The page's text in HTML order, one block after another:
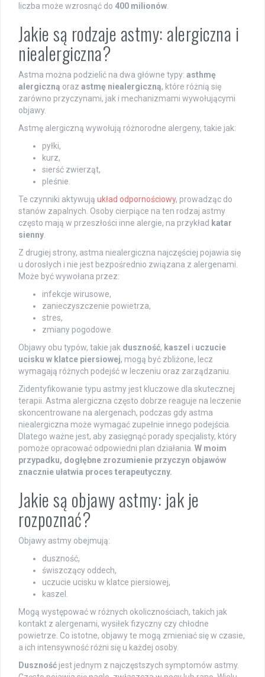
liczba może wzrosnąć do 400 milionów
Jakie są rodzaje astmy: alergiczna i
niealergiczna?
Astma można podzielić na dwa główne typy: asthmę
alergiczną oraz astmę niealergiczną, które różnią się
zarówno przyczynami, jak i mechanizmami wywołującymi
objawy.
Astmę alergiczną wywołują różnorodne alergeny, takie jak:
pyłki,
kurz,
sierść zwierząt,
pleśnie.
Te czynniki aktywują układ odpornościowy, prowadząc do
stanów zapalnych. Osoby cierpiące na ten rodzaj astmy
często mają w przeszłości inne alergie, na przykład katar
sienny
Z drugiej strony, astma niealergiczna najczęściej pojawia się
u dorosłych i nie jest bezpośrednio związana z alergenami.
Może być wywołana przez:
infekcje wirusowe,
zanieczyszczenie powietrza,
stres,
zmiany pogodowe.
Objawy obu typów, takie jak duszność, kaszel i uczucie
ucisku w klatce piersiowej, mogą być zbliżone, lecz
wymagają różnych podejść w leczeniu oraz zarządzaniu.
Zidentyfikowanie typu astmy jest kluczowe dla skutecznej
terapii. Astma alergiczna często dobrze reaguje na leczenie
skoncentrowane na alergenach, podczas gdy astma
niealergiczna może wymagać zupełnie innego podejścia.
Dlatego ważne jest, aby zasięgnąć porady specjalisty, który
pomoże opracować odpowiedni plan działania. W moim
przypadku, dogłębne zrozumienie przyczyn objawów
znacznie ułatwia proces terapeutyczny.
Jakie są objawy astmy: jak je
rozpoznać?
Objawy astmy obejmują:
duszność,
świszczący oddech,
uczucie ucisku w klatce piersiowej,
kaszel.
Mogą występować w różnych okolicznościach, takich jak
kontakt z alergenami, wysiłek fizyczny czy chłodne
powietrze. Co istotne, objawy te mogą zmieniać się w czasie,
a ich intensywność różni się u każdej osoby.
Duszność jest jednym z najczęstszych symptomów astmy.